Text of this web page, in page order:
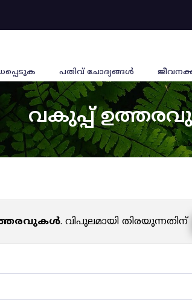
പതിവ് ചോദ്യങ്ങൾ
വകുപ്പ്
. വിപുലമായി തിരയുന്നതിന്